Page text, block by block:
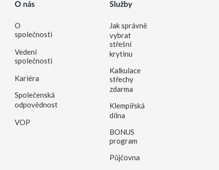
O nás
O
společnosti
Vedení
společnosti
Kariéra
Společenská
odpovědnost
VOP
Služby
Jak správně
vybrat
střešní
krytinu
Kalkulace
střechy
zdarma
Klempířská
dílna
BONUS
program
Půjčovna